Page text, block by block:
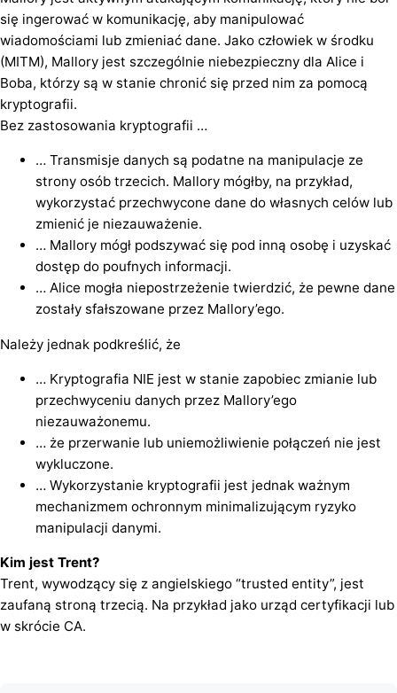
się ingerować w komunikację, aby manipulować
wiadomościami lub zmieniać dane. Jako człowiek w środku
(MITM), Mallory jest szczególnie niebezpieczny dla Alice i
Boba, którzy są w stanie chronić się przed nim za pomocą
kryptografii.
Bez zastosowania kryptografii …
… Transmisje danych są podatne na manipulacje ze
strony osób trzecich. Mallory mógłby, na przykład,
wykorzystać przechwycone dane do własnych celów lub
zmienić je niezauważenie.
… Mallory mógł podszywać się pod inną osobę i uzyskać
dostęp do poufnych informacji.
… Alice mogła niepostrzeżenie twierdzić, że pewne dane
zostały sfałszowane przez Mallory’ego.
Należy jednak podkreślić, że
… Kryptografia NIE jest w stanie zapobiec zmianie lub
przechwyceniu danych przez Mallory’ego
niezauważonemu.
… że przerwanie lub uniemożliwienie połączeń nie jest
wykluczone.
… Wykorzystanie kryptografii jest jednak ważnym
mechanizmem ochronnym minimalizującym ryzyko
manipulacji danymi.
Kim jest Trent?
Trent, wywodzący się z angielskiego “trusted entity”, jest
zaufaną stroną trzecią. Na przykład jako urząd certyfikacji lub
w skrócie CA.